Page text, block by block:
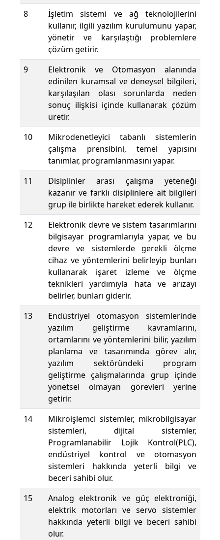
8
İşletim sistemi ve ağ teknolojilerini
kullanır, ilgili yazılım kurulumunu yapar,
yönetir ve karşılaştığı problemlere
çözüm getirir.
9
Elektronik ve Otomasyon alanında
edinilen kuramsal ve deneysel bilgileri,
karşılaşılan olası sorunlarda neden
sonuç ilişkisi içinde kullanarak çözüm
üretir.
10
Mikrodenetleyici tabanlı sistemlerin
çalışma prensibini, temel yapısını
tanımlar, programlanmasını yapar.
11
Disiplinler arası çalışma yeteneği
kazanır ve farklı disiplinlere ait bilgileri
grup ile birlikte hareket ederek kullanır.
12
Elektronik devre ve sistem tasarımlarını
bilgisayar programlarıyla yapar, ve bu
devre ve sistemlerde gerekli ölçme
cihaz ve yöntemlerini belirleyip bunları
kullanarak işaret izleme ve ölçme
teknikleri yardımıyla hata ve arızayı
belirler, bunları giderir.
13
Endüstriyel otomasyon sistemlerinde
yazılım geliştirme kavramlarını,
ortamlarını ve yöntemlerini bilir, yazılım
planlama ve tasarımında görev alır,
yazılım sektöründeki program
geliştirme çalışmalarında grup içinde
yönetsel olmayan görevleri yerine
getirir.
14
Mikroişlemci sistemler, mikrobilgisayar
sistemleri, dijital sistemler,
Programlanabilir Lojik Kontrol(PLC),
endüstriyel kontrol ve otomasyon
sistemleri hakkında yeterli bilgi ve
beceri sahibi olur.
15
Analog elektronik ve güç elektroniği,
elektrik motorları ve servo sistemler
hakkında yeterli bilgi ve beceri sahibi
olur.